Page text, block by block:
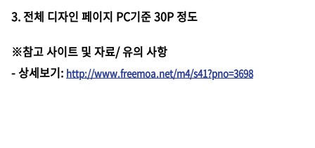
3. 전체 디자인 페이지 PC기준 30P 정도
※참고 사이트 및 자료/ 유의 사항
-상세보기: http://www.freemoa.net/m4/s41?pno=3698